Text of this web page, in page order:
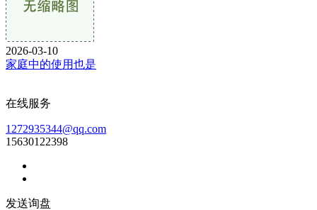
2026-03-10
家庭中的使用也是
在线服务
1272935344@qq.com
15630122398
发送询盘